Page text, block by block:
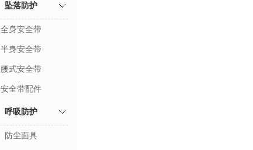
坠落防护
全身安全带
半身安全带
腰式安全带
安全带配件
呼吸防护
防尘面具